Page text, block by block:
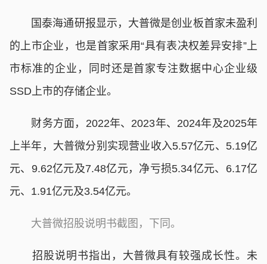
国泰海通研报显示，大普微是创业板首家未盈利
的上市企业，也是首家采用“具有表决权差异安排”上
市标准的企业，同时还是首家专注数据中心企业级
SSD上市的存储企业。
财务方面，2022年、2023年、2024年及2025年
上半年，大普微分别实现营业收入5.57亿元、5.19亿
元、9.62亿元及7.48亿元，净亏损5.34亿元、6.17亿
元、1.91亿元及3.54亿元。
大普微招股说明书截图，下同。
招股说明书指出，大普微具有较强成长性。未